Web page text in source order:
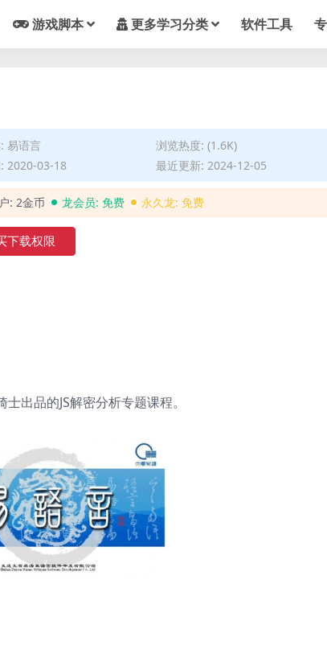
游戏脚本 更多学习分类 软件工具
易语言
浏览热度: (1.6K)
2020-03-18
最近更新: 2024-12-05
: 2金币 龙会员: 免费 永久龙: 免费
下载权限
出品的JS解密分析专题课程。